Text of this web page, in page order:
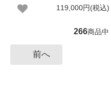
119,000円(税込)
266商品中
前へ